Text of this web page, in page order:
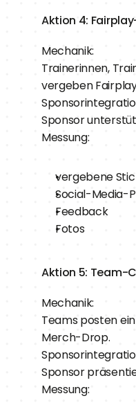
Aktion 4:
Mechanik:
Trainerinnen,
vergeben
Sponsor
Messung:
vergebene
Social-Media-
Feedback
Fotos
Aktion 5: Team-
Mechanik:
Teams posten
Merch-Drop.
Sponsor
Messung: